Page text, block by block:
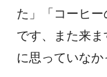
た」「コーヒ
です、また来
に思っていなか